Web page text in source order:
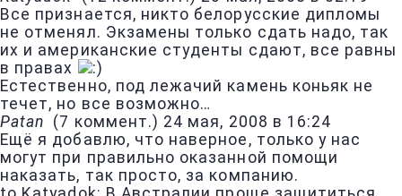
Все признается, никто белорусские дипломы
не отменял. Экзамены только сдать надо, так
их и американские студенты сдают, все равны
в правах
Естественно, под лежачий камень коньяк не
течет, но все возможно…
Patan (7 коммент.) 24 мая, 2008 в 16:24
Ещё я добавлю, что наверное, только у нас
могут при правильно оказанной помощи
наказать, так просто, за компанию.